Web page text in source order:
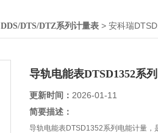
DDS/DTS/DTZ系列计量表 > 安科瑞
导轨电能表DTSD1352系
更新时间： 2026-01-11
简要描述：
导轨电能表DTSD1352系列电能计量，